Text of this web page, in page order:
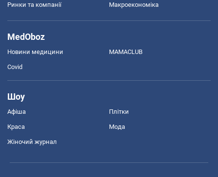
Ринки та компанії Макроекономіка
MedOboz
Новини медицини MAMACLUB
Covid
Шоу
Афіша Плітки
Краса Мода
Жіночий журнал